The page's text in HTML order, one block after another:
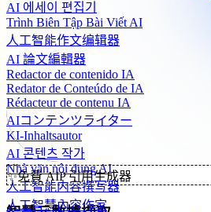
AI 에세이 편집기
Trình Biên Tập Bài Viết AI
人工智能作文编辑器
AI 論文編輯器
Redactor de contenido IA
Redator de Conteúdo de IA
Rédacteur de contenu IA
AIコンテンツライター
KI-Inhaltsautor
AI 콘텐츠 작가
Nhà văn nội dung AI
人工智能内容撰写器
人工智慧內容作家
✨免費 AIP 引用生成器